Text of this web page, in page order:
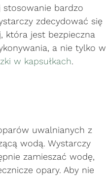
stosowanie bardzo
zdecydować się
która jest bezpieczna
a nie tylko w
w kapsułkach.
uwalnianych z
wodą. Wystarczy
zamieszać wodę,
opary. Aby nie